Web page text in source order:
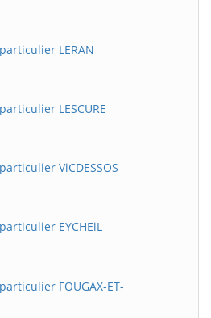
LERAN
LESCURE
ViCDESSOS
EYCHEiL
FOUGAX-ET-